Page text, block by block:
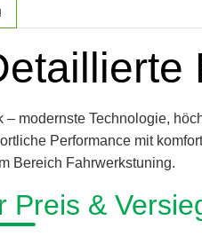
modernste Technologie,
Performance mit
Bereich Fahrwerkstuning.
Preis &